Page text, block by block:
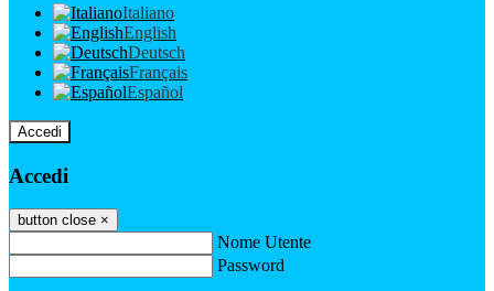
Italiano
English
Deutsch
Français
Español
Accedi
Accedi
button close ×
Nome Utente
Password